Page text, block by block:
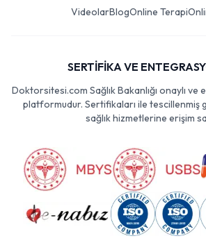
VideolarBlogOnline Terapi
SERTİFİKA VE
Doktorsitesi.com Sağlık Bakanlığı onaylı ve
platformudur. Sertifikaları ile tescillenmiş
sağlık hizmetlerine erişim